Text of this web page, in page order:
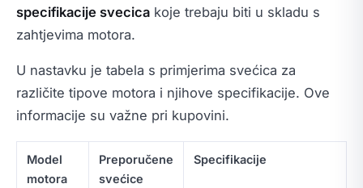
specifikacije svecica koje trebaju biti u skladu s
zahtjevima motora.
U nastavku je tabela s primjerima svećica za
različite tipove motora i njihove specifikacije. Ove
informacije su važne pri kupovini.
Model
motora
Preporučene
svećice
Specifikacije